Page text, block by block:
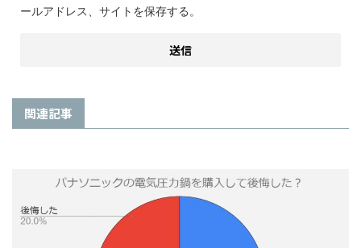
ールアドレス、サイトを保存する。
関連記事